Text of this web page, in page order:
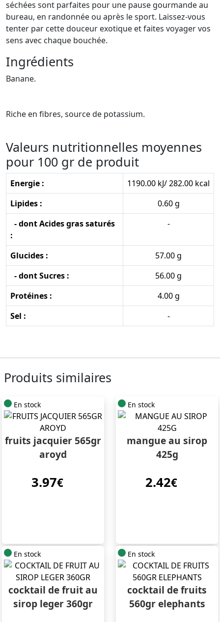
séchées sont parfaites pour une pause gourmande au
bureau, en randonnée ou après le sport. Laissez-vous
tenter par cette douceur exotique et faites voyager vos
sens avec chaque bouchée.
Ingrédients
Banane.
Riche en fibres, source de potassium.
Valeurs nutritionnelles moyennes
pour 100 gr de produit
Energie :
1190.00 kJ/ 282.00 kcal
Lipides :
0.60 g
- dont Acides gras saturés
:
-
Glucides :
57.00 g
- dont Sucres :
56.00 g
Protéines :
4.00 g
Sel :
-
Produits similaires
En stock
fruits jacquier 565gr
aroyd
3.97€
En stock
mangue au sirop
425g
2.42€
En stock
cocktail de fruit au
sirop leger 360gr
En stock
cocktail de fruits
560gr elephants